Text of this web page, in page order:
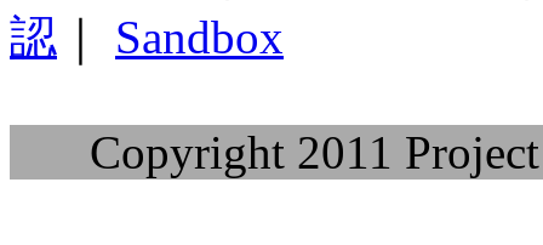
認
Sandbox
Copyright 2011